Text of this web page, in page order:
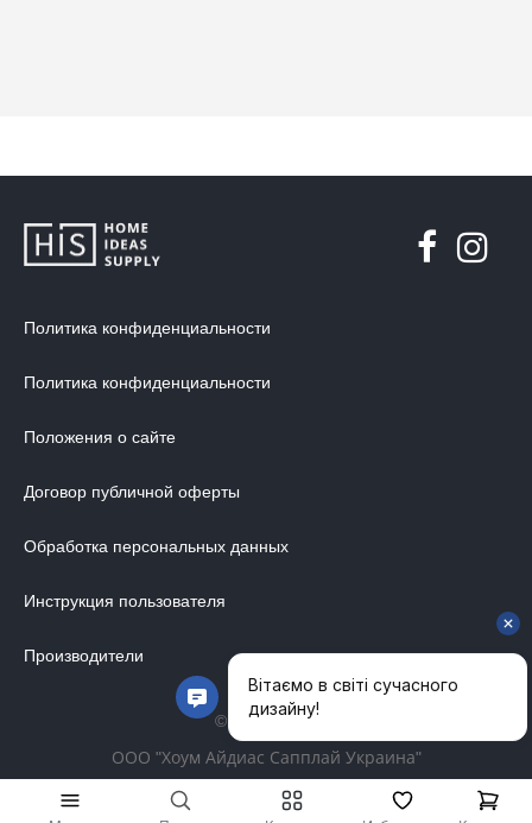
Политика конфиденциальности
Политика конфиденциальности
Положения о сайте
Договор публичной оферты
Обработка персональных данных
Инструкция пользователя
Производители
© 2014-2026
ООО "Хоум Айдиас Сапплай Украина"